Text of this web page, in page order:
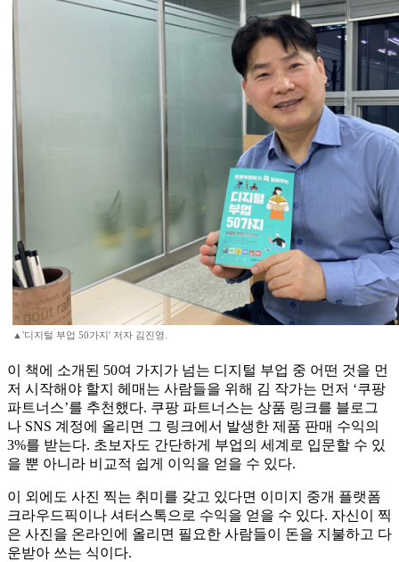
▲'디지털 부업 50가지' 저자 김진영.
이 책에 소개된 50여 가지가 넘는 디지털 부업 중 어떤 것을 먼
저 시작해야 할지 헤매는 사람들을 위해 김 작가는 먼저 ‘쿠팡
파트너스’를 추천했다. 쿠팡 파트너스는 상품 링크를 블로그
나 SNS 계정에 올리면 그 링크에서 발생한 제품 판매 수익의
3%를 받는다. 초보자도 간단하게 부업의 세계로 입문할 수 있
을 뿐 아니라 비교적 쉽게 이익을 얻을 수 있다.
이 외에도 사진 찍는 취미를 갖고 있다면 이미지 중개 플랫폼
크라우드픽이나 셔터스톡으로 수익을 얻을 수 있다. 자신이 찍
은 사진을 온라인에 올리면 필요한 사람들이 돈을 지불하고 다
운받아 쓰는 식이다.